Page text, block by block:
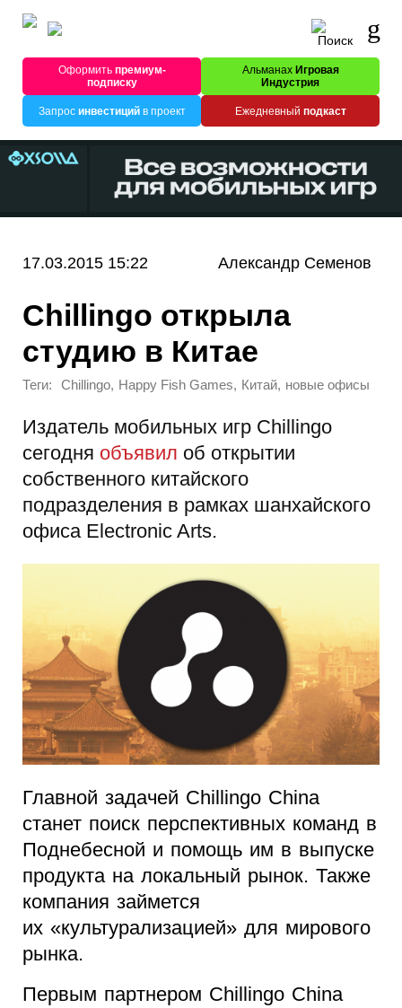
Оформитьпремиум-
подписку
Альманах Игровая
Индустрия
Запрос инвестицийв проект Ежедневный подкаст
17.03.2015 15:22 Александр Семенов
Chillingo открыла
студию в Китае
Теги: Chillingo, Happy Fish Games, Китай, новые офисы
Издатель мобильных игр Chillingo
сегодня объявил об открытии
собственного китайского
подразделения в рамках шанхайского
офиса Electronic Arts.
Главной задачей Chillingo China
станет поиск перспективных команд в
Поднебесной и помощь им в выпуске
продукта на локальный рынок. Также
компания займется
их «культурализацией» для мирового
рынка.
Первым партнером Chillingo China